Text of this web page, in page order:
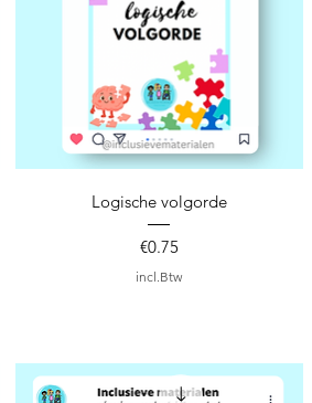
Snel overzicht
Logische volgorde
Prijs
€0.75
incl.Btw